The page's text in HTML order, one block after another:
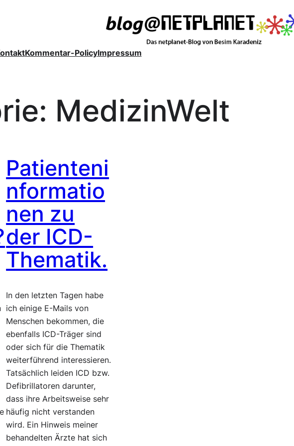
Kommentar-PolicyImpressum
MedizinWelt
Patienteni
nformatio
nen zu
der ICD-
Thematik.
In den letzten Tagen habe
ich einige E-Mails von
Menschen bekommen, die
ebenfalls ICD-Träger sind
oder sich für die Thematik
weiterführend interessieren.
Tatsächlich leiden ICD bzw.
Defibrillatoren darunter,
dass ihre Arbeitsweise sehr
häufig nicht verstanden
wird. Ein Hinweis meiner
behandelten Ärzte hat sich